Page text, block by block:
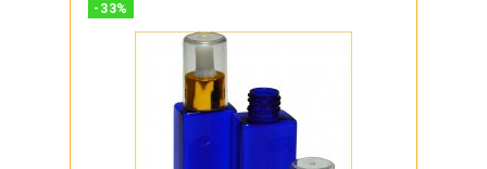
- 33%